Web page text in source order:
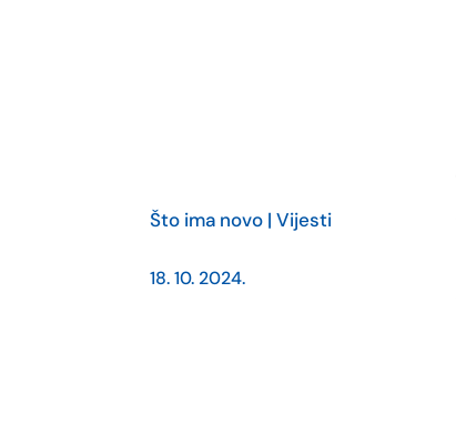
Što ima novo |Vijesti
18. 10. 2024.